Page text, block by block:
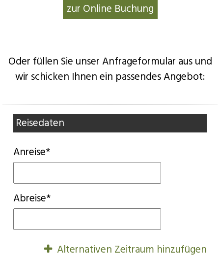
zur Online Buchung
Oder füllen Sie unser Anfrageformular aus und
wir schicken Ihnen ein passendes Angebot:
Reisedaten
Anreise*
Abreise*
Alternativen Zeitraum hinzufügen